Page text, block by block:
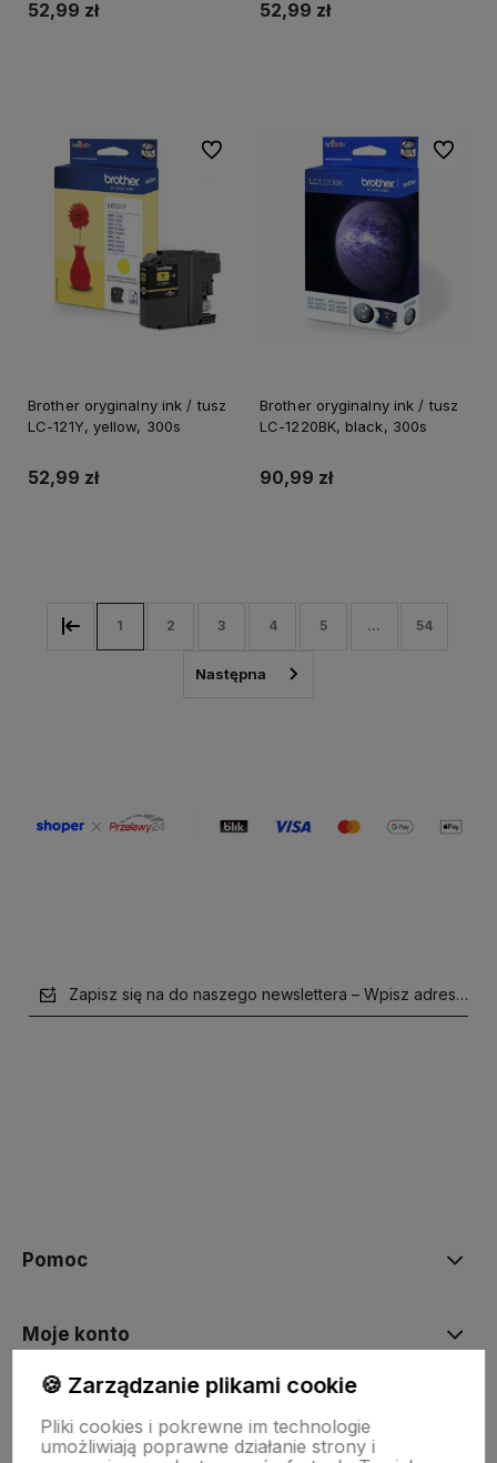
52,99 zł 52,99 zł
Brother oryginalny ink / tusz
LC-121Y, yellow, 300s
52,99 zł
Do ulubionych
Brother oryginalny ink / tusz
LC-1220BK, black, 300s
90,99 zł
Do
1 2 3 4 5 ... 54
Zapisz się na do naszego newslettera – Wpisz adres e-
Pomoc
Moje konto
🍪 Zarządzanie plikami cookie
Pliki cookies i pokrewne im technologie
umożliwiają poprawne działanie strony i